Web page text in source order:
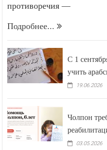
противоречия —
Подробнее...
С 1
учить
19.06.2026
Чолпон
03.05.2026